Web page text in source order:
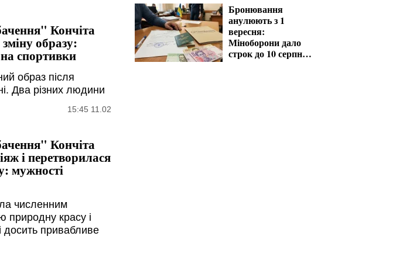
Кончіта
образу:
спортивки
образ після
Два різних людини
15:45 11.02
Кончіта
і перетворилася
мужності
численним
природну красу і
досить привабливе
Бронювання
анулюють з 1
вересня:
Міноборони дало
строк до 10 серпня